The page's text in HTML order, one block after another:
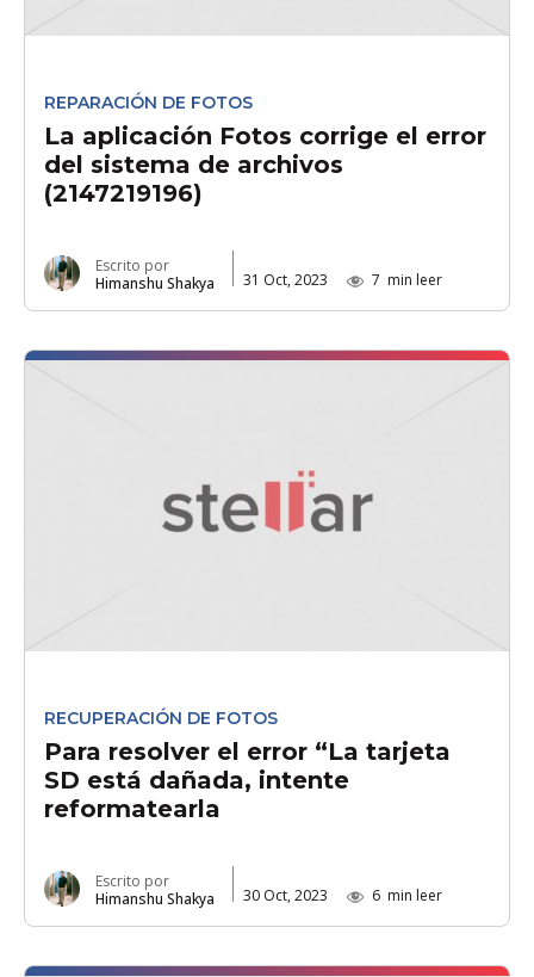
REPARACIÓN DE FOTOS
La aplicación Fotos corrige el error
del sistema de archivos
(2147219196)
Escrito por
Himanshu Shakya
31 Oct, 2023 7 min leer
RECUPERACIÓN DE FOTOS
Para resolver el error “La tarjeta
SD está dañada, intente
reformatearla
Escrito por
Himanshu Shakya
30 Oct, 2023 6 min leer